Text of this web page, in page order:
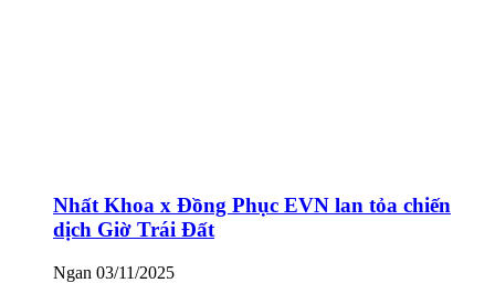
Nhất Khoa x Đồng Phục EVN lan tỏa chiến
dịch Giờ Trái Đất
Ngan 03/11/2025